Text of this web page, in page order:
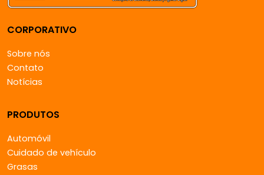
CORPORATIVO
Sobre nós
Contato
Notícias
PRODUTOS
Automóvil
Cuidado de vehículo
Grasas